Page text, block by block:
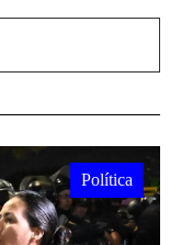
Política